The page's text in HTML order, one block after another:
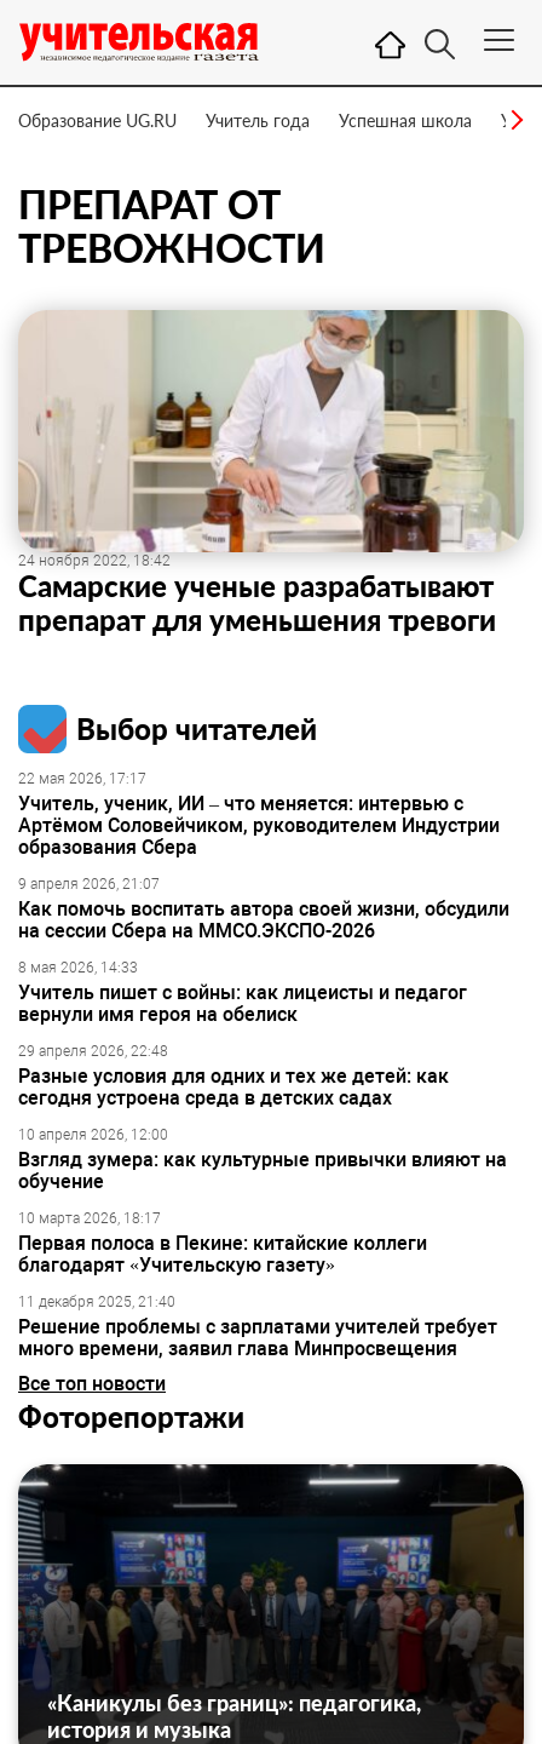
Образование UG.RU Учитель года Успешная школа
ПРЕПАРАТ ОТ
ТРЕВОЖНОСТИ
24 ноября 2022, 18:42
Самарские ученые разрабатывают
препарат для уменьшения тревоги
Выбор читателей
22 мая 2026, 17:17
Учитель, ученик, ИИ – что меняется: интервью с
Артёмом Соловейчиком, руководителем Индустрии
образования Сбера
9 апреля 2026, 21:07
Как помочь воспитать автора своей жизни, обсудили
на сессии Сбера на ММСО.ЭКСПО-2026
8 мая 2026, 14:33
Учитель пишет с войны: как лицеисты и педагог
вернули имя героя на обелиск
29 апреля 2026, 22:48
Разные условия для одних и тех же детей: как
сегодня устроена среда в детских садах
10 апреля 2026, 12:00
Взгляд зумера: как культурные привычки влияют на
обучение
10 марта 2026, 18:17
Первая полоса в Пекине: китайские коллеги
благодарят «Учительскую газету»
11 декабря 2025, 21:40
Решение проблемы с зарплатами учителей требует
много времени, заявил глава Минпросвещения
Все топ новости
Фоторепортажи
«Каникулы без границ»: педагогика,
история и музыка